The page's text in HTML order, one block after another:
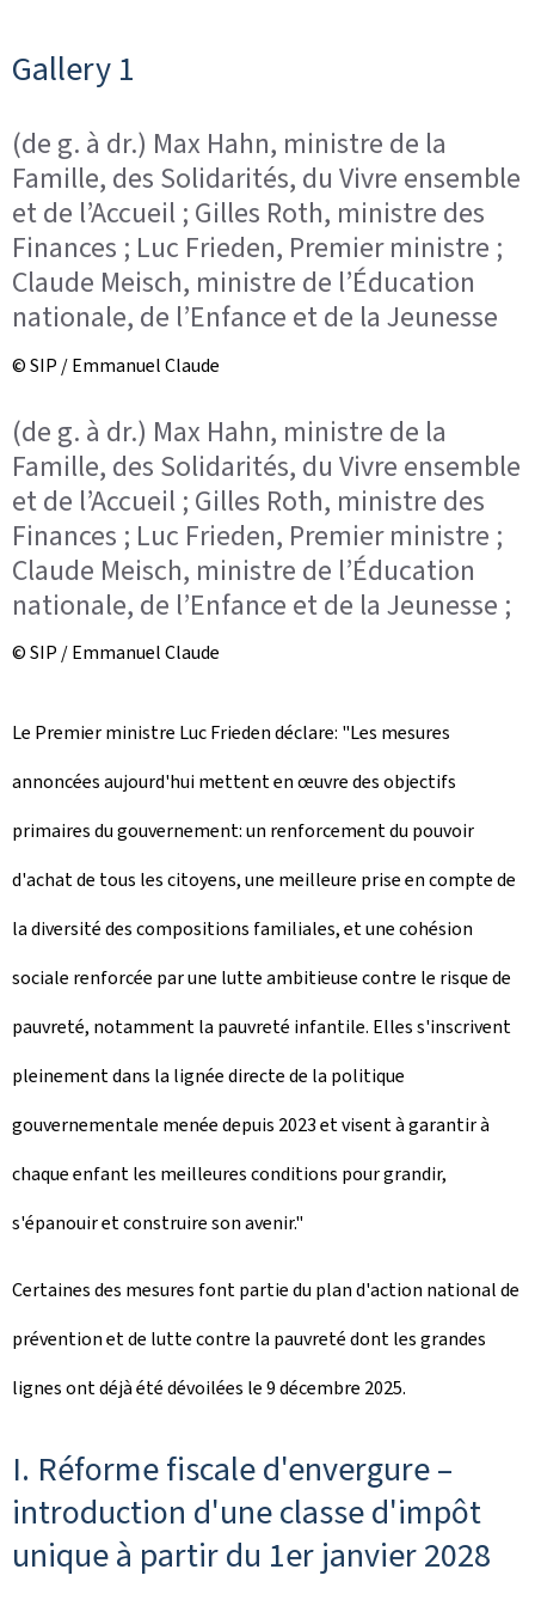
Gallery 1
(de g. à dr.) Max Hahn, ministre de la
Famille, des Solidarités, du Vivre ensemble
et de l’Accueil ; Gilles Roth, ministre des
Finances ; Luc Frieden, Premier ministre ;
Claude Meisch, ministre de l’Éducation
nationale, de l’Enfance et de la Jeunesse
© SIP / Emmanuel Claude
(de g. à dr.) Max Hahn, ministre de la
Famille, des Solidarités, du Vivre ensemble
et de l’Accueil ; Gilles Roth, ministre des
Finances ; Luc Frieden, Premier ministre ;
Claude Meisch, ministre de l’Éducation
nationale, de l’Enfance et de la Jeunesse ;
© SIP / Emmanuel Claude
Le Premier ministre Luc Frieden déclare: "Les mesures
annoncées aujourd'hui mettent en œuvre des objectifs
primaires du gouvernement: un renforcement du pouvoir
d'achat de tous les citoyens, une meilleure prise en compte de
la diversité des compositions familiales, et une cohésion
sociale renforcée par une lutte ambitieuse contre le risque de
pauvreté, notamment la pauvreté infantile. Elles s'inscrivent
pleinement dans la lignée directe de la politique
gouvernementale menée depuis 2023 et visent à garantir à
chaque enfant les meilleures conditions pour grandir,
s'épanouir et construire son avenir."
Certaines des mesures font partie du plan d'action national de
prévention et de lutte contre la pauvreté dont les grandes
lignes ont déjà été dévoilées le 9 décembre 2025.
I. Réforme fiscale d'envergure –
introduction d'une classe d'impôt
unique à partir du 1er janvier 2028